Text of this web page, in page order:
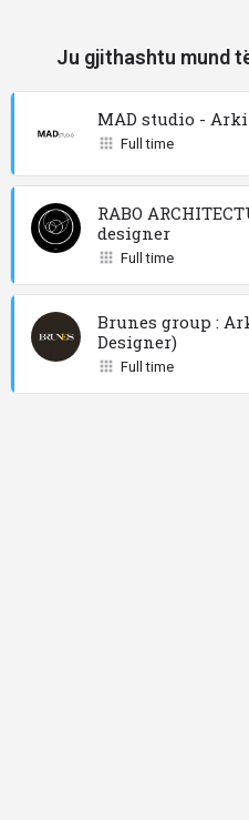
Ju gjithashtu mund
MAD studio -
Full time
RABO
designer
Full time
Brunes group :
Designer)
Full time